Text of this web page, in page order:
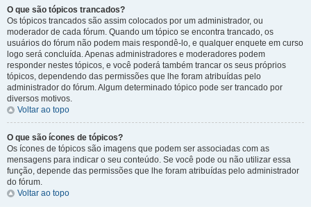
O que são tópicos trancados?
Os tópicos trancados são assim colocados por um administrador, ou
moderador de cada fórum. Quando um tópico se encontra trancado, os
usuários do fórum não podem mais respondê-lo, e qualquer enquete em curso
logo será concluída. Apenas administradores e moderadores podem
responder nestes tópicos, e você poderá também trancar os seus próprios
tópicos, dependendo das permissões que lhe foram atribuídas pelo
administrador do fórum. Algum determinado tópico pode ser trancado por
diversos motivos.
Voltar ao topo
O que são ícones de tópicos?
Os ícones de tópicos são imagens que podem ser associadas com as
mensagens para indicar o seu conteúdo. Se você pode ou não utilizar essa
função, depende das permissões que lhe foram atribuídas pelo administrador
do fórum.
Voltar ao topo